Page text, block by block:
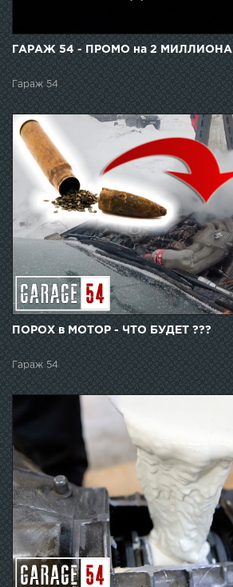
ГАРАЖ 54 - ПРОМО на 2 МИЛЛИОНА
Гараж 54
ПОРОХ в МОТОР - ЧТО БУДЕТ ???
Гараж 54